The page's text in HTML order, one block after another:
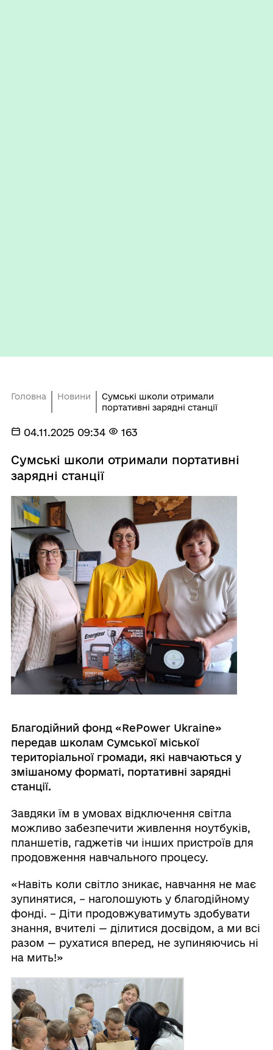
Головна Новини
Сумські школи отримали
портативні зарядні станції
04.11.2025 09:34 163
Сумські школи отримали портативні
зарядні станції
Благодійний фонд «RePower Ukraine»
передав школам Сумської міської
територіальної громади, які навчаються у
змішаному форматі, портативні зарядні
станції.
Завдяки їм в умовах відключення світла
можливо забезпечити живлення ноутбуків,
планшетів, гаджетів чи інших пристроїв для
продовження навчального процесу.
«Навіть коли світло зникає, навчання не має
зупинятися, – наголошують у благодійному
фонді. – Діти продовжуватимуть здобувати
знання, вчителі — ділитися досвідом, а ми всі
разом — рухатися вперед, не зупиняючись ні
на мить!»